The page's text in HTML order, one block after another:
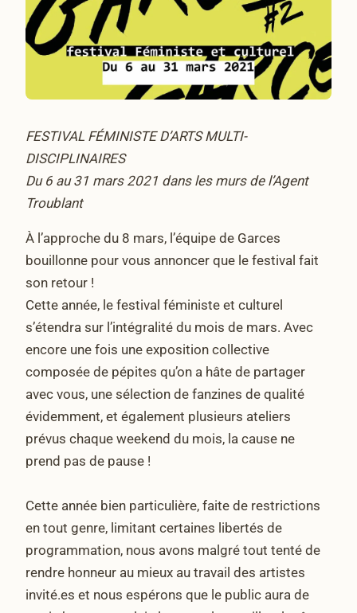
FESTIVAL FÉMINISTE D’ARTS MULTI-
DISCIPLINAIRES
Du 6 au 31 mars 2021 dans les murs de l’Agent
Troublant
À l’approche du 8 mars, l’équipe de Garces
bouillonne pour vous annoncer que le festival fait
son retour !
Cette année, le festival féministe et culturel
s’étendra sur l’intégralité du mois de mars. Avec
encore une fois une exposition collective
composée de pépites qu’on a hâte de partager
avec vous, une sélection de fanzines de qualité
évidemment, et également plusieurs ateliers
prévus chaque weekend du mois, la cause ne
prend pas de pause !
Cette année bien particulière, faite de restrictions
en tout genre, limitant certaines libertés de
programmation, nous avons malgré tout tenté de
rendre honneur au mieux au travail des artistes
invité.es et nous espérons que le public aura de